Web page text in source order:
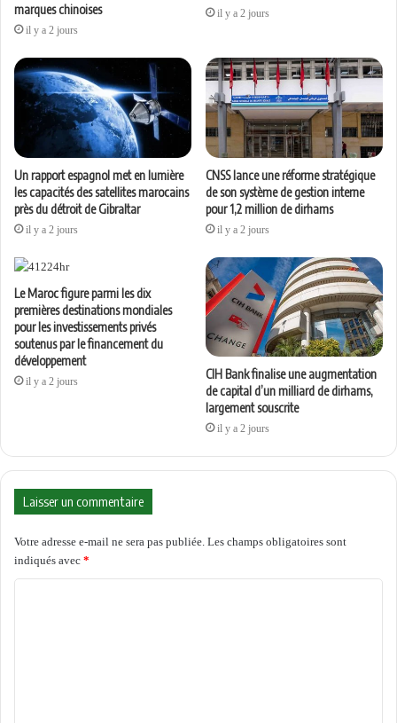
marques chinoises
il y a 2 jours
il y a 2 jours
Un rapport espagnol met en lumière
les capacités des satellites marocains
près du détroit de Gibraltar
il y a 2 jours
CNSS lance une réforme stratégique
de son système de gestion interne
pour 1,2 million de dirhams
il y a 2 jours
Le Maroc figure parmi les dix
premières destinations mondiales
pour les investissements privés
soutenus par le financement du
développement
il y a 2 jours
CIH Bank finalise une augmentation
de capital d’un milliard de dirhams,
largement souscrite
il y a 2 jours
Laisser un commentaire
Votre adresse e-mail ne sera pas publiée. Les champs obligatoires sont
indiqués avec *